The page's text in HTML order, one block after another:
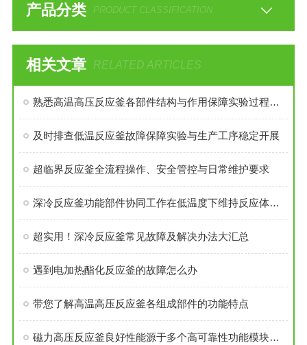
产品分类 PRODUCT CLASSIFICATION
相关文章 RELATED ARTICLES
熟悉高温高压反应釜各部件结构与作用保障实验过程安全稳定
及时排查低温反应釜故障保障实验与生产工序稳定开展
超临界反应釜全流程操作、安全管控与日常维护要求
深冷反应釜功能部件协同工作在低温度下维持反应体系的稳定性
超实用！深冷反应釜常见故障及解决办法大汇总
遇到电加热酯化反应釜的故障怎么办
带您了解高温高压反应釜各组成部件的功能特点
磁力高压反应釜良好性能源于多个高可靠性功能模块的精密集成